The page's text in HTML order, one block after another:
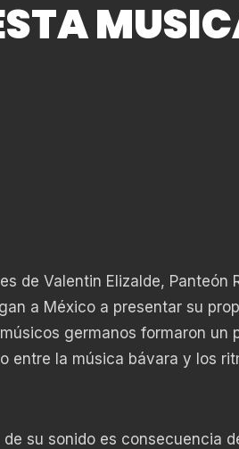
de Valentin Elizalde,
a México a presentar su
germanos formaron
entre la música bávara y los
de su sonido es consecuencia